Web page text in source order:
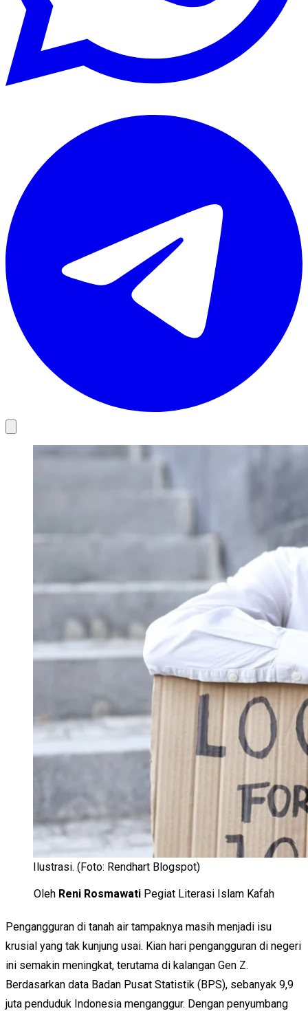
Ilustrasi. (Foto: Rendhart Blogspot)
Oleh Reni Rosmawati Pegiat Literasi Islam Kafah
Pengangguran di tanah air tampaknya masih menjadi isu
krusial yang tak kunjung usai. Kian hari pengangguran di negeri
ini semakin meningkat, terutama di kalangan Gen Z.
Berdasarkan data Badan Pusat Statistik (BPS), sebanyak 9,9
juta penduduk Indonesia menganggur. Dengan penyumbang